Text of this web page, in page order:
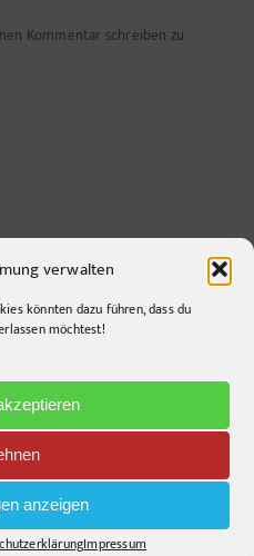
verwalten
könnten dazu führen, dass du
möchtest!
anzeigen
Impressum
Kommentar schreiben zu